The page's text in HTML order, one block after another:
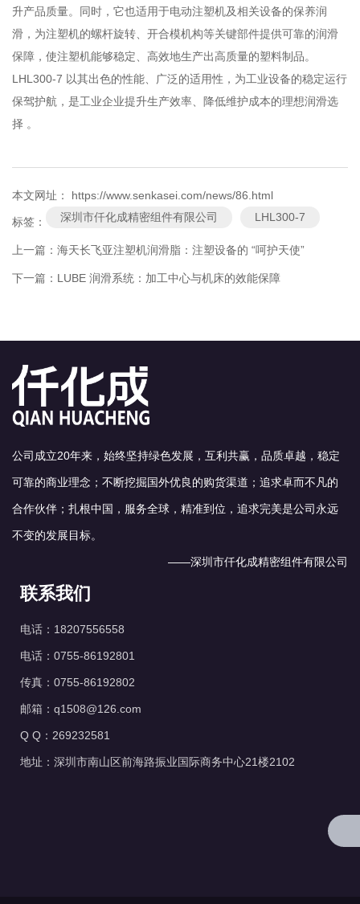
升产品质量。同时，它也适用于电动注塑机及相关设备的保养润
滑，为注塑机的螺杆旋转、开合模机构等关键部件提供可靠的润滑
保障，使注塑机能够稳定、高效地生产出高质量的塑料制品。
LHL300-7 以其出色的性能、广泛的适用性，为工业设备的稳定运行
保驾护航，是工业企业提升生产效率、降低维护成本的理想润滑选
择 。
本文网址： https://www.senkasei.com/news/86.html
标签： 深圳市仟化成精密组件有限公司 LHL300-7
上一篇： 海天长飞亚注塑机润滑脂：注塑设备的 “呵护天使”
下一篇： LUBE 润滑系统：加工中心与机床的效能保障
公司成立20年来，始终坚持绿色发展，互利共赢，品质卓越，稳定
可靠的商业理念；不断挖掘国外优良的购货渠道；追求卓而不凡的
合作伙伴；扎根中国，服务全球，精准到位，追求完美是公司永远
不变的发展目标。
——深圳市仟化成精密组件有限公司
联系我们
电话：18207556558
电话：0755-86192801
传真：0755-86192802
邮箱：q1508@126.com
Q Q：269232581
地址：深圳市南山区前海路振业国际商务中心21楼2102